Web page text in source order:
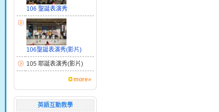
106 聖誕表演秀
106聖誕表演秀(影片)
105 耶誕表演秀(影片)
more»
英語互動教學